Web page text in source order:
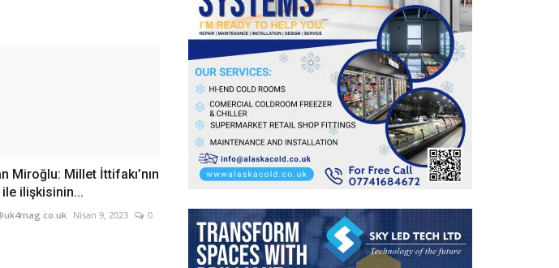
Miroğlu: Millet İttifakı’nın
ile ilişkisinin...
Nisan 9, 2023
0